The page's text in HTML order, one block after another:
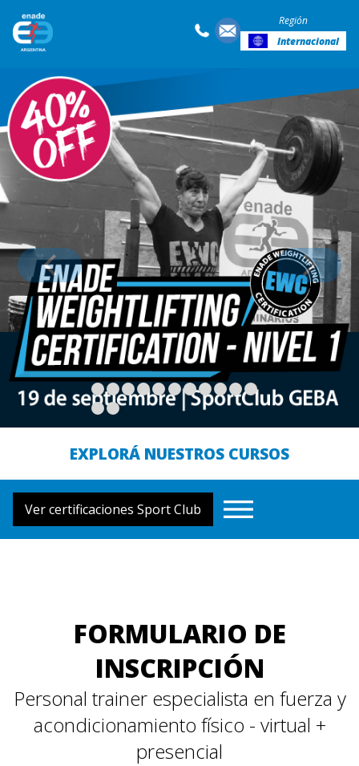
Región
Internacional
EXPLORÁ NUESTROS CURSOS
Ver certificaciones Sport Club
EWC
NOVEDADES
OPINIONES
CONTACTO
FORMULARIO DE
INSCRIPCIÓN
Personal trainer especialista en fuerza y
acondicionamiento físico - virtual +
presencial